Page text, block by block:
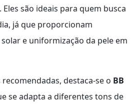
são ideais para quem busca
já que proporcionam
e uniformização da pele em
destaca-se o BB
se adapta a diferentes tons de